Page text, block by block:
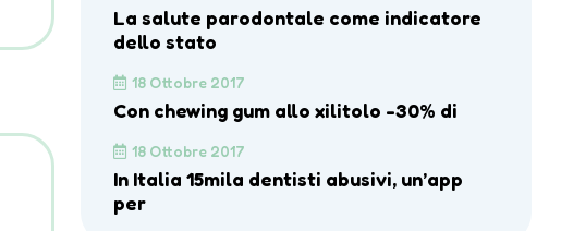
La salute parodontale come indicatore
dello stato
18 Ottobre 2017
Con chewing gum allo xilitolo -30% di
18 Ottobre 2017
In Italia 15mila dentisti abusivi, un’app
per